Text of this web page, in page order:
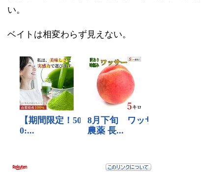
い。
ベイトは相変わらず見えない。